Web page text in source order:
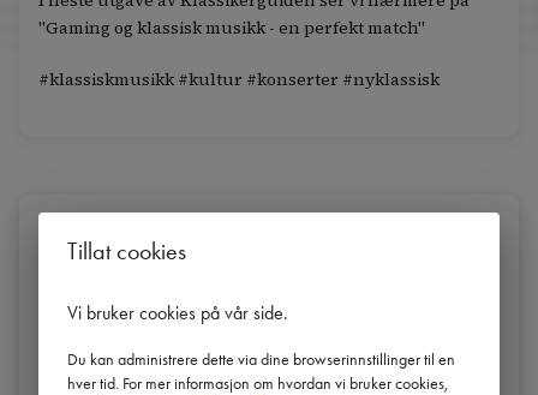
"Gaming og klassisk musikk - en perfekt match"
#klassiskmusikk #kultur #konserter #nyklassisk
ELISE BREKKE
8. feb.
18:00 | 2025
Oslo
Tillat cookies
Vi bruker cookies på vår side.
Du kan administrere dette via dine browserinnstillinger til en
hver tid. For mer informasjon om hvordan vi bruker cookies,